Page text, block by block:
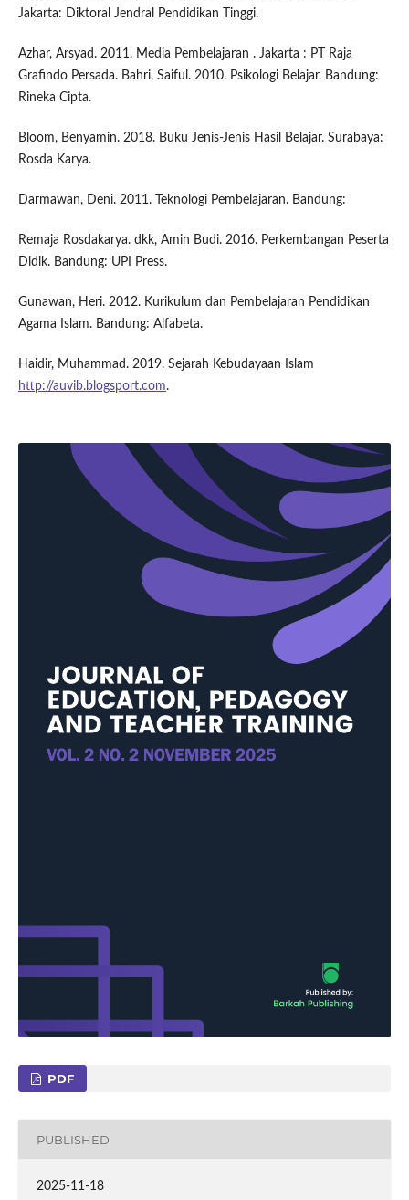
Jakarta: Diktoral Jendral Pendidikan Tinggi.
Azhar, Arsyad. 2011. Media Pembelajaran . Jakarta : PT Raja
Grafindo Persada. Bahri, Saiful. 2010. Psikologi Belajar. Bandung:
Rineka Cipta.
Bloom, Benyamin. 2018. Buku Jenis-Jenis Hasil Belajar. Surabaya:
Rosda Karya.
Darmawan, Deni. 2011. Teknologi Pembelajaran. Bandung:
Remaja Rosdakarya. dkk, Amin Budi. 2016. Perkembangan Peserta
Didik. Bandung: UPI Press.
Gunawan, Heri. 2012. Kurikulum dan Pembelajaran Pendidikan
Agama Islam. Bandung: Alfabeta.
Haidir, Muhammad. 2019. Sejarah Kebudayaan Islam
http://auvib.blogsport.com.
PDF
PUBLISHED
2025-11-18